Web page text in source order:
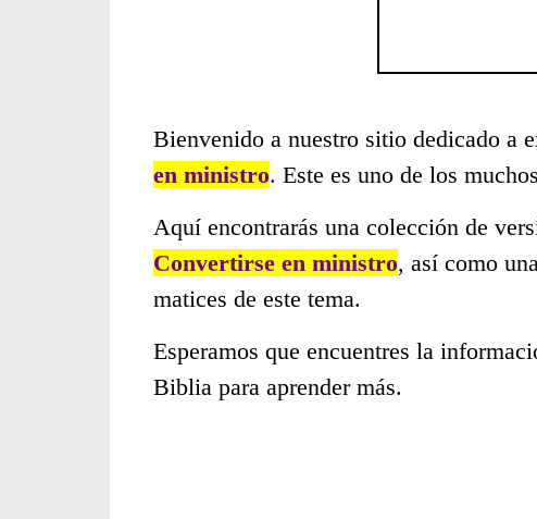
Bienvenido a nuestro sitio dedicado a
en ministro. Este es uno de los
Aquí encontrarás una colección de
Convertirse en ministro, así como
matices de este tema.
Esperamos que encuentres la
Biblia para aprender más.